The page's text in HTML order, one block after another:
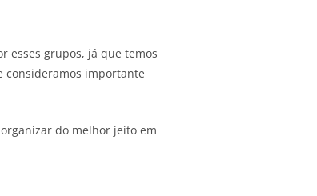
esses grupos, já que temos
consideramos importante
do melhor jeito em